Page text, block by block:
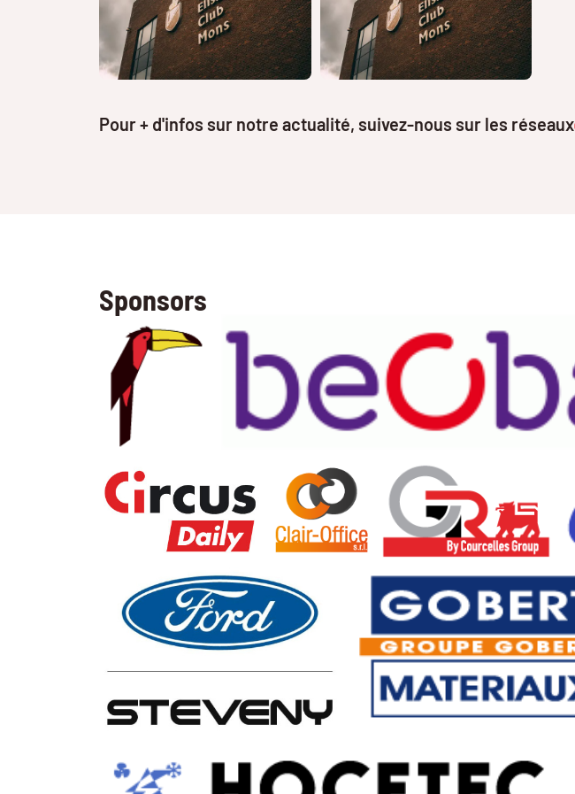
Pour + d'infos sur notre actualité, suivez-nous sur les réseaux
Sponsors